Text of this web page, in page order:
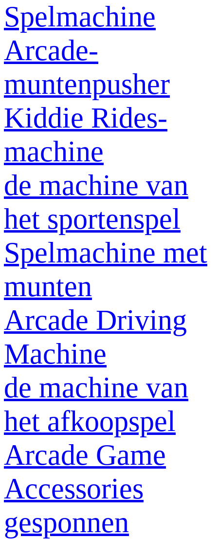
Spelmachine
Arcade-
muntenpusher
Kiddie Rides-
machine
de machine van
het sportenspel
Spelmachine met
munten
Arcade Driving
Machine
de machine van
het afkoopspel
Arcade Game
Accessories
gesponnen